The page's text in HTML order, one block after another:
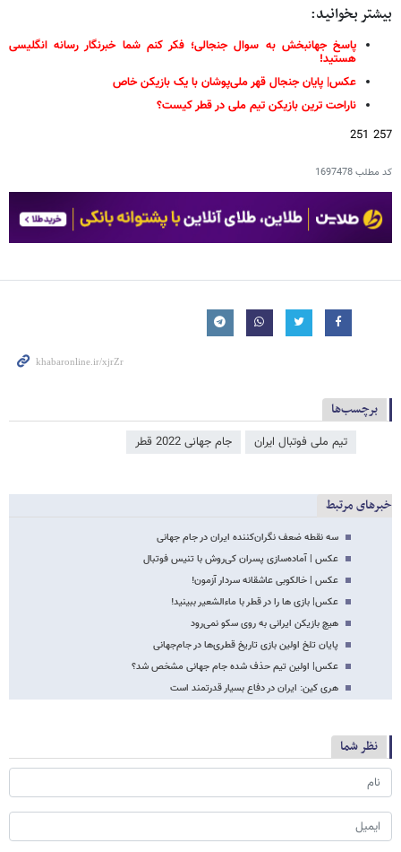
بیشتر بخوانید:
پاسخ جهانبخش به سوال جنجالی؛ فکر کنم شما خبرنگار رسانه انگلیسی
هستید!
عکس| پایان جنجال قهر ملی‌پوشان با یک بازیکن خاص
ناراحت ترین بازیکن تیم ملی در قطر کیست؟
257 251
کد مطلب1697478
برچسب‌ها
تیم ملی فوتبال ایران جام جهانی 2022 قطر
خبرهای مرتبط
سه نقطه ضعف نگران‌کننده ایران در جام جهانی
عکس | آماده‌سازی پسران کی‌روش با تنیس فوتبال
عکس | خالکوبی عاشقانه سردار آزمون!
عکس| بازی ها را در قطر با ماءالشعیر ببینید!
هیچ بازیکن ایرانی به روی سکو نمی‌رود
پایان تلخ اولین بازی تاریخ قطری‌ها در جام‌جهانی
عکس| اولین تیم حذف شده‌ جام جهانی مشخص شد؟
هری کین: ایران در دفاع بسیار قدرتمند است
نظر شما